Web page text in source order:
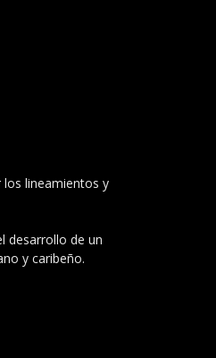
los lineamientos y
desarrollo de un
y caribeño.